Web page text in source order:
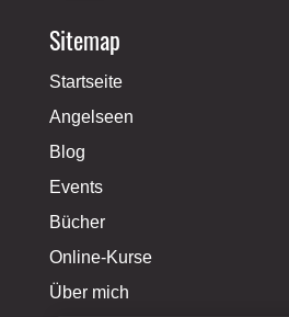
Sitemap
Startseite
Angelseen
Blog
Events
Bücher
Online-Kurse
Über mich